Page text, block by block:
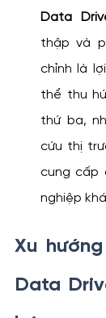
Data
thập và
chỉnh là
thể thu
thứ ba,
cứu thị
cung cấp
nghiệp
Xu
Data